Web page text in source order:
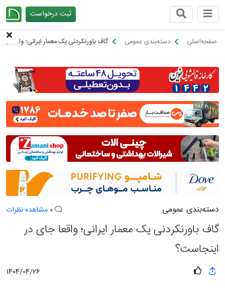
ثبت درخواست
صفحه‌اصلی دسته‌بندی عمومی گاف باورنکردنی یک معمار ایرانی؛ واقعا
دسته‌بندی عمومی مشاهده نظرات
گاف باورنکردنی یک معمار ایرانی؛ واقعا جای در
اینجاست؟
1404/04/26